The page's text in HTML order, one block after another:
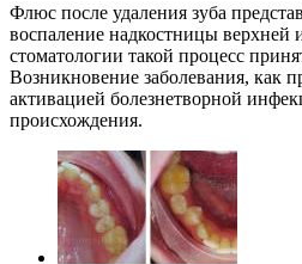
Флюс после удаления зуба
воспаление надкостницы
стоматологии такой процесс
Возникновение заболевания, как
активацией болезнетворной
происхождения.